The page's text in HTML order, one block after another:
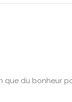
que du bonheur